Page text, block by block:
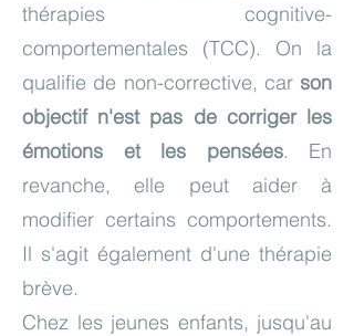
thérapies cognitive-
comportementales (TCC). On la
qualifie de non-corrective, car son
objectif n'est pas de corriger les
émotions et les pensées. En
revanche, elle peut aider à
modifier certains comportements.
Il s'agit également d'une thérapie
brève.
Chez les jeunes enfants, jusqu'au